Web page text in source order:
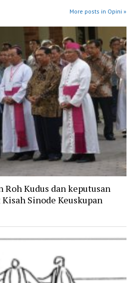
More posts in Opini »
Roh Kudus dan keputusan
Sinode Keuskupan